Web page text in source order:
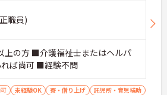
職員)
上の方 ■介護福祉士またはヘルパ
ば尚可 ■経験不問
未経験OK 寮・借り上げ
託児所・育児補助